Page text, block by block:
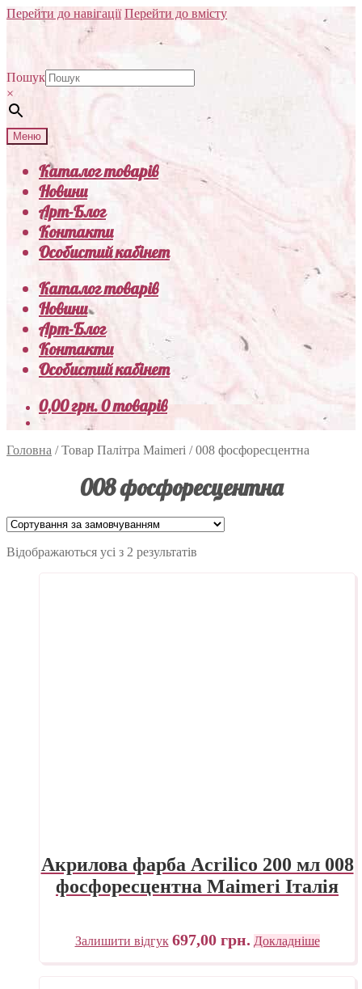
Перейти до навігації Перейти до вмісту
Пошук
×
Меню
Каталог товарів
Новини
Арт-Блог
Контакти
Особистий кабінет
Каталог товарів
Новини
Арт-Блог
Контакти
Особистий кабінет
0,00грн.0 товарів
Головна /Товар Палітра Maimeri /008 фосфоресцентна
008 фосфоресцентна
Відображаються усі з 2 результатів
Акрилова фарба Acrilico 200 мл 008
фосфоресцентна Maimeri Італія
Залишити відгук 697,00 грн. Докладніше